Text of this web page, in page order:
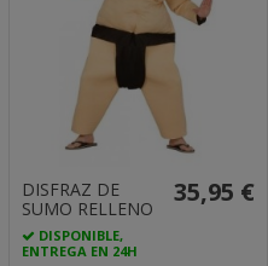
DISFRAZ DE
SUMO RELLENO
DISPONIBLE,
ENTREGA EN 24H
35,95 €